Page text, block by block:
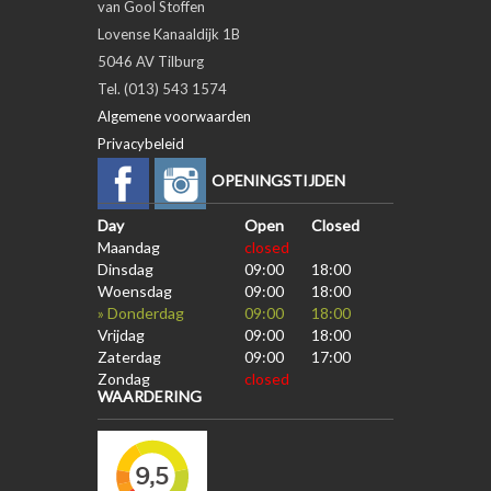
van Gool Stoffen
Lovense Kanaaldijk 1B
5046 AV Tilburg
Tel. (013) 543 1574
Algemene voorwaarden
Privacybeleid
OPENINGSTIJDEN
Day Open
Closed
Maandag
closed
Dinsdag
09:00
18:00
Woensdag
09:00
18:00
» Donderdag
09:00
18:00
Vrijdag
09:00
18:00
Zaterdag
09:00
17:00
Zondag
closed
WAARDERING